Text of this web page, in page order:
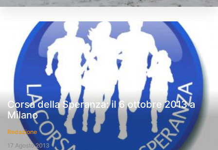
Corsa della Speranza: il 6 ottobre 2013 a
Milano
Redazione
17 Agosto 2013